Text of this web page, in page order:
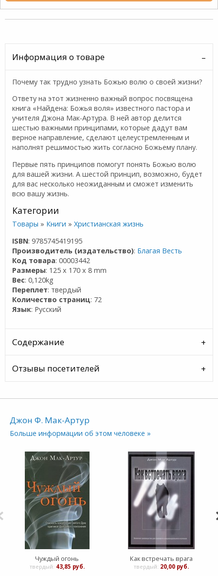
Информация о товаре
Почему так трудно узнать Божью волю о своей жизни?
Ответу на этот жизненно важный вопрос посвящена
книга «Найдена: Божья воля» известного пастора и
учителя Джона Мак-Артура. В ней автор делится
шестью важными принципами, которые дадут вам
верное направление, сделают целеустремленным и
наполнят решимостью жить согласно Божьему плану.
Первые пять принципов помогут понять Божью волю
для вашей жизни. А шестой принцип, возможно, будет
для вас несколько неожиданным и сможет изменить
всю вашу жизнь.
Категории
Товары » Книги »Христианская жизнь
ISBN: 9785745419195
Производитель (издательство): Благая Весть
Код товара: 00003442
Размеры: 125 x 170 x 8 mm
Вес: 0,120kg
Переплет: твердый
Количество страниц: 72
Язык: Русский
Содержание
Отзывы посетителей
Джон Ф. Мак-Артур
Больше информации об этом человеке »
Чуждый огонь
твердый: 43,85 руб.
Как встречать врага
твердый: 20,00 руб.